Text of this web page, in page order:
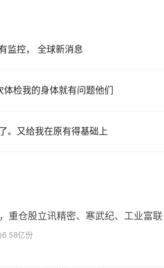
监控， 全球新消息
检我的身体就有问题他们
。又给我在原有得基础上
重仓股立讯精密、寒武纪、工业富联
58亿份